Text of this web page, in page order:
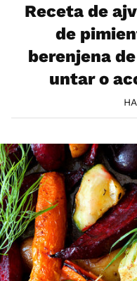
Receta de
de
berenjena
untar o